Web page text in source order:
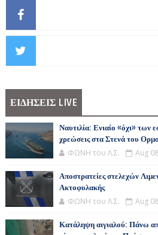
ΕΙΔΗΣΕΙΣ LIVE
Ναυτιλία: Ενιαίο «όχι» των
χρεώσεις στα Στενά του
ΦΩΝΗ του Λ.Σ. Aug
Αποστρατείες στελεχών
Ακτοφυλακής
ΦΩΝΗ του Λ.Σ. Aug
Κατάληψη αιγιαλού: Πάνω